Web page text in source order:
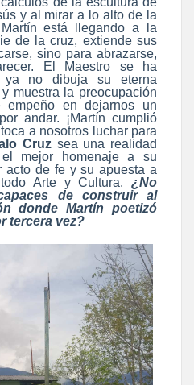
y al mirar a lo alto de la
está llegando a la
de la cruz, extiende sus
sino para abrazarse,
El Maestro se ha
ya no dibuja su eterna
muestra la preocupación
en dejarnos un
andar. ¡Martín cumplió
a nosotros luchar para
Cruzsea una realidad
mejor homenaje a su
acto de fe y su apuesta a
Arte y Cultura. ¿No
de construir al
donde Martín poetizó
tercera vez?